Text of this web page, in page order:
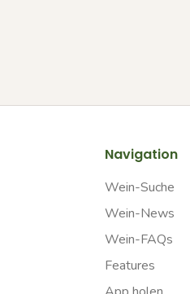
Navigation
Wein-Suche
Wein-News
Wein-FAQs
Features